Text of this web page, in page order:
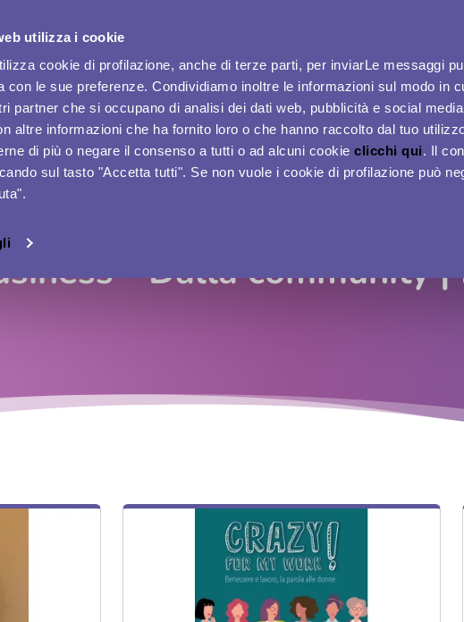
utilizza i cookie
cookie di profilazione, anche di terze parti, per inviarLe messaggi
con le sue preferenze. Condividiamo inoltre le informazioni sul modo in
partner che si occupano di analisi dei dati web, pubblicità e social
altre informazioni che ha fornito loro o che hanno raccolto dal tuo
di più o negare il consenso a tutti o ad alcuni cookieclicchi qui. Il
sul tasto "Accetta tutti". Se non vuole i cookie di profilazione può
Home Eventi APP Women Plus Per le Aziende
- Dalla community |